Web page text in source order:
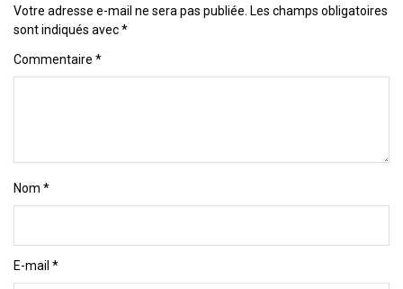
Votre adresse e-mail ne sera pas publiée. Les champs obligatoires
sont indiqués avec*
Commentaire *
Nom *
E-mail *